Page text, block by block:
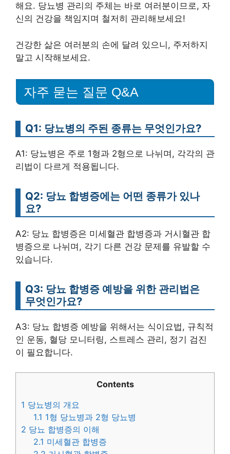
해요. 당뇨병 관리의 주체는 바로 여러분이므로, 자
신의 건강을 책임지며 철저히 관리해보세요!
건강한 삶은 여러분의 손에 달려 있으니, 주저하지
말고 시작해보세요.
자주 묻는 질문 Q&A
Q1: 당뇨병의 주된 종류는 무엇인가요?
A1: 당뇨병은 주로 1형과 2형으로 나뉘며, 각각의 관
리법이 다르게 적용됩니다.
Q2: 당뇨 합병증에는 어떤 종류가 있나
요?
A2: 당뇨 합병증은 미세혈관 합병증과 거시혈관 합
병증으로 나뉘며, 각기 다른 건강 문제를 유발할 수
있습니다.
Q3: 당뇨 합병증 예방을 위한 관리법은
무엇인가요?
A3: 당뇨 합병증 예방을 위해서는 식이요법, 규칙적
인 운동, 혈당 모니터링, 스트레스 관리, 정기 검진
이 필요합니다.
Contents
1 당뇨병의 개요
1.1 1형 당뇨병과 2형 당뇨병
2 당뇨 합병증의 이해
2.1 미세혈관 합병증